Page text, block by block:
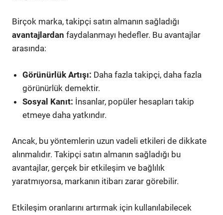
Birçok marka, takipçi satın almanın sağladığı
avantajlardan faydalanmayı hedefler. Bu avantajlar
arasında:
Görünürlük Artışı: Daha fazla takipçi, daha fazla
görünürlük demektir.
Sosyal Kanıt: İnsanlar, popüler hesapları takip
etmeye daha yatkındır.
Ancak, bu yöntemlerin uzun vadeli etkileri de dikkate
alınmalıdır. Takipçi satın almanın sağladığı bu
avantajlar, gerçek bir etkileşim ve bağlılık
yaratmıyorsa, markanın itibarı zarar görebilir.
Etkileşim oranlarını artırmak için kullanılabilecek